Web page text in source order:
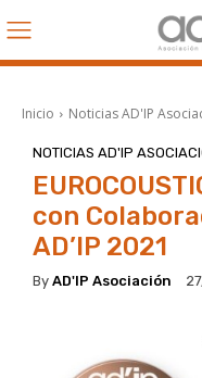
Inicio Noticias AD'IP
NOTICIAS AD'IP
con
AD’IP 2021
By AD'IP Asociación